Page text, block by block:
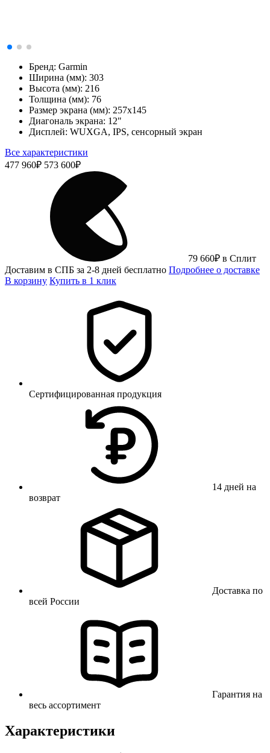
Бренд: Garmin
Ширина (мм): 303
Высота (мм): 216
Толщина (мм): 76
Размер экрана (мм): 257х145
Диагональ экрана: 12"
Дисплей: WUXGA, IPS, сенсорный экран
Все характеристики
477 960₽ 573 600₽
79 660₽ в Сплит
Доставим в СПБ за 2-8 дней бесплатно Подробнее о доставке
В корзину Купить в 1 клик
Сертифицированная продукция
14 дней на
возврат
Доставка по
всей России
Гарантия на
весь ассортимент
Характеристики